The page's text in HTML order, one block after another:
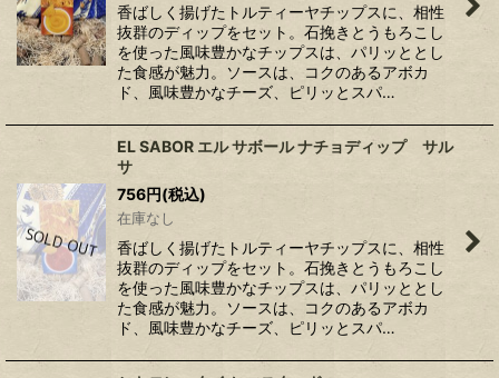
香ばしく揚げたトルティーヤチップスに、相性
抜群のディップをセット。石挽きとうもろこし
を使った風味豊かなチップスは、パリッととし
た食感が魅力。ソースは、コクのあるアボカ
ド、風味豊かなチーズ、ピリッとスパ…
EL SABOR エル サボール ナチョディップ サル
サ
756円(税込)
在庫なし
香ばしく揚げたトルティーヤチップスに、相性
抜群のディップをセット。石挽きとうもろこし
を使った風味豊かなチップスは、パリッととし
た食感が魅力。ソースは、コクのあるアボカ
ド、風味豊かなチーズ、ピリッとスパ…